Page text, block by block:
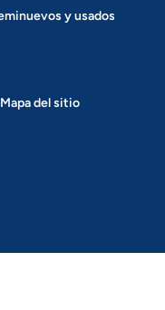
y usados
Mapa del sitio